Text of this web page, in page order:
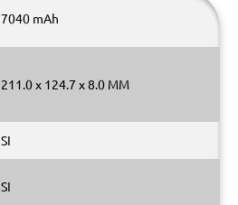
7040 mAh
211.0 x 124.7 x 8.0 MM
SI
SI